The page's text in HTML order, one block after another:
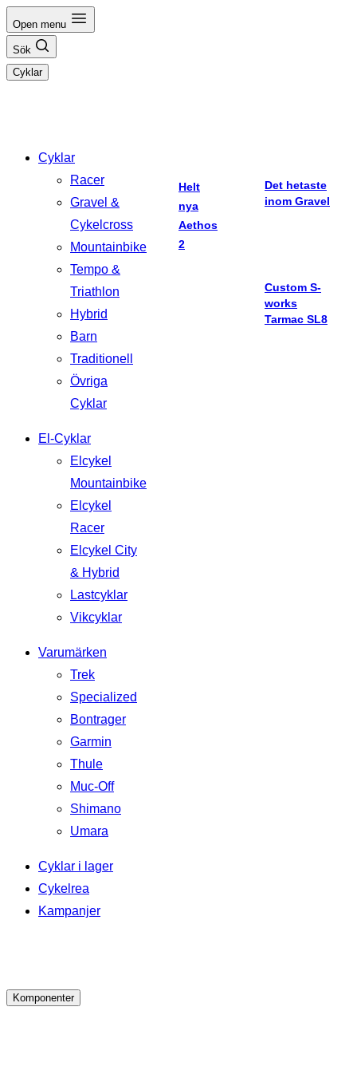
till
innehåll
Open menu
Sök
Cyklar
Cyklar
Racer
Gravel &
Cykelcross
Mountainbike
Tempo &
Triathlon
Hybrid
Barn
Traditionell
Övriga
Cyklar
El-Cyklar
Elcykel
Mountainbike
Elcykel
Racer
Elcykel City
& Hybrid
Lastcyklar
Vikcyklar
Varumärken
Trek
Specialized
Bontrager
Garmin
Thule
Muc-Off
Shimano
Umara
Cyklar i lager
Cykelrea
Kampanjer
Helt
nya
Aethos
2
Det hetaste
inom Gravel
Custom S-
works
Tarmac SL8
Komponenter